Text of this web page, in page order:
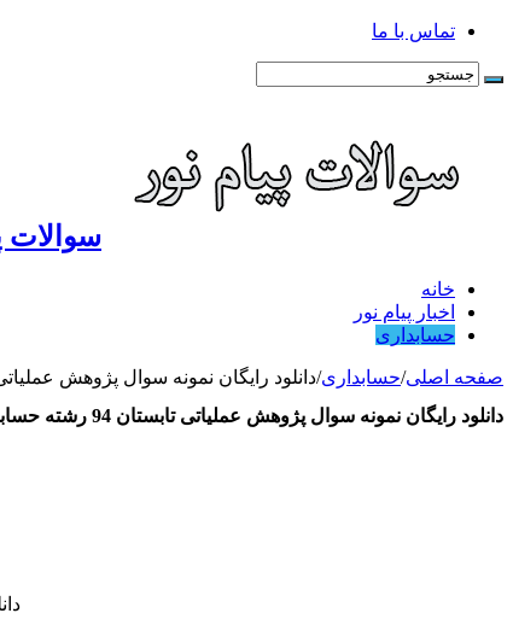
تماس با ما
سوالات
خانه
اخبار پیام نور
حسابداری
صفحه اصلی/حسابداری/دانلود رایگان نمونه سوال پژوهش عملیاتی تابستان 94
دانلود رایگان نمونه سوال پژوهش عملیاتی تابستان 94 رشته حسابداری